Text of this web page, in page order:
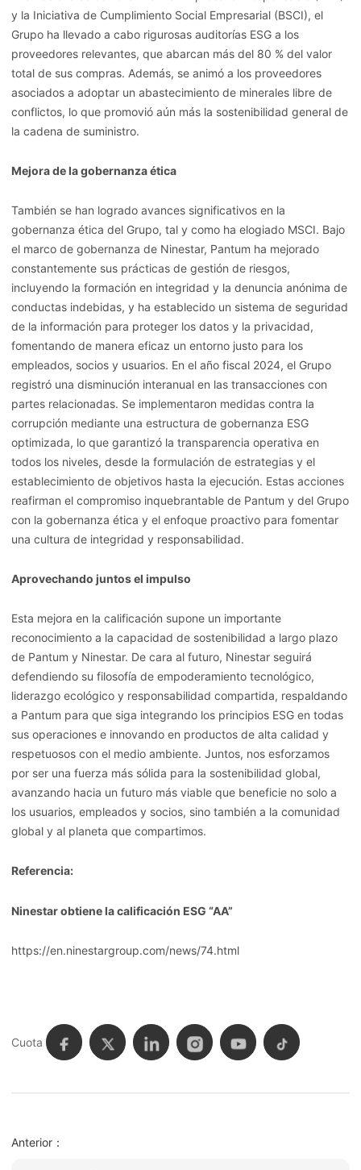
y la Iniciativa de Cumplimiento Social Empresarial (BSCI), el
Grupo ha llevado a cabo rigurosas auditorías ESG a los
proveedores relevantes, que abarcan más del 80 % del valor
total de sus compras. Además, se animó a los proveedores
asociados a adoptar un abastecimiento de minerales libre de
conflictos, lo que promovió aún más la sostenibilidad general de
la cadena de suministro.
Mejora de la gobernanza ética
También se han logrado avances significativos en la
gobernanza ética del Grupo, tal y como ha elogiado MSCI. Bajo
el marco de gobernanza de Ninestar, Pantum ha mejorado
constantemente sus prácticas de gestión de riesgos,
incluyendo la formación en integridad y la denuncia anónima de
conductas indebidas, y ha establecido un sistema de seguridad
de la información para proteger los datos y la privacidad,
fomentando de manera eficaz un entorno justo para los
empleados, socios y usuarios. En el año fiscal 2024, el Grupo
registró una disminución interanual en las transacciones con
partes relacionadas. Se implementaron medidas contra la
corrupción mediante una estructura de gobernanza ESG
optimizada, lo que garantizó la transparencia operativa en
todos los niveles, desde la formulación de estrategias y el
establecimiento de objetivos hasta la ejecución. Estas acciones
reafirman el compromiso inquebrantable de Pantum y del Grupo
con la gobernanza ética y el enfoque proactivo para fomentar
una cultura de integridad y responsabilidad.
Aprovechando juntos el impulso
Esta mejora en la calificación supone un importante
reconocimiento a la capacidad de sostenibilidad a largo plazo
de Pantum y Ninestar. De cara al futuro, Ninestar seguirá
defendiendo su filosofía de empoderamiento tecnológico,
liderazgo ecológico y responsabilidad compartida, respaldando
a Pantum para que siga integrando los principios ESG en todas
sus operaciones e innovando en productos de alta calidad y
respetuosos con el medio ambiente. Juntos, nos esforzamos
por ser una fuerza más sólida para la sostenibilidad global,
avanzando hacia un futuro más viable que beneficie no solo a
los usuarios, empleados y socios, sino también a la comunidad
global y al planeta que compartimos.
Referencia:
Ninestar obtiene la calificación ESG “AA”
https://en.ninestargroup.com/news/74.html
Cuota
Anterior：